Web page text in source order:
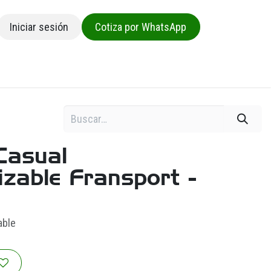
Iniciar sesión
Cotiza por WhatsApp
Fransport -